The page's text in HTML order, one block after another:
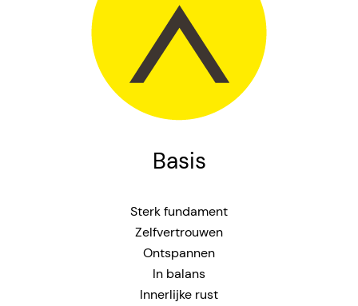
Basis
Sterk fundament
Zelfvertrouwen
Ontspannen
In balans
Innerlijke rust